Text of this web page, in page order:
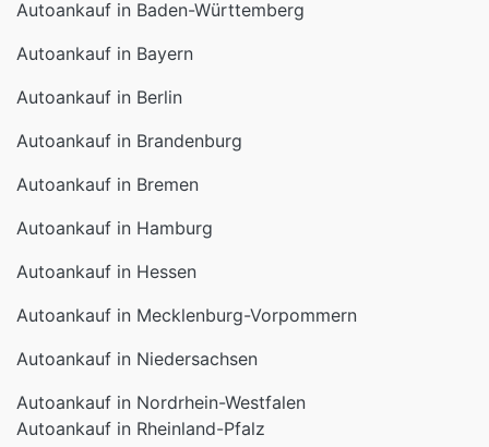
Autoankauf in Berlin
Autoankauf in Brandenburg
Autoankauf in Bremen
Autoankauf in Hamburg
Autoankauf in Hessen
Autoankauf in Mecklenburg-Vorpommern
Autoankauf in Niedersachsen
Autoankauf in Nordrhein-Westfalen
Autoankauf in Saarland